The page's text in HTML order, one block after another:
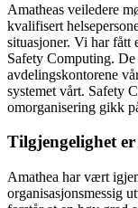
Amatheas veiledere
kvalifisert
situasjoner. Vi har fått
Safety Computing.
avdelingskontorene
systemet vårt. Safety
omorganisering gikk
Tilgjengelighet
Amathea har vært
organisasjonsmessig